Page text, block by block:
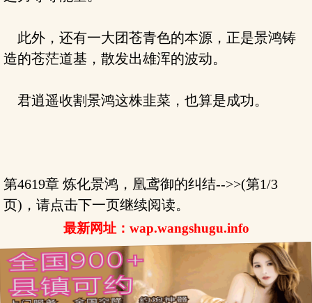
此外，还有一大团苍青色的本源，正是景鸿铸
造的苍茫道基，散发出雄浑的波动。
君逍遥收割景鸿这株韭菜，也算是成功。
第4619章 炼化景鸿，凰鸢御的纠结-->>(第1/3
页)，请点击下一页继续阅读。
最新网址：wap.wangshugu.info